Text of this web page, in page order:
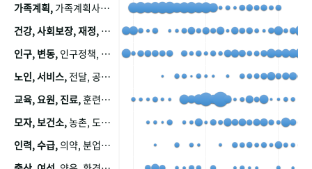
가족계획, 가족계획사업, 가족계획사업평가, 한국가족계획사업, 피임, 보급, 부인, 자궁, 피임약
건강, 사회보장, 재정,
인구, 변동, 인구정책, 저출산, 고령사회, 고령화, 이동, 남북한, 지방자치단체, 컨설팅, 복지정책평가, 집, 사회개발
노인, 서비스, 전달, 공공, 보육, 수요, 공급, 사회서비스, 데이터, 보호, 요양, 아동, 예방, 청소년, 효율, 자원
교육, 요원, 진료,훈련, 보건요원, 마을, 마을건강사업, 보조원, 진료원, 보건진료원, 보건진료원교재
모자, 보건소,농촌, 도시, 금연, 농촌지역, 모자보건사업
인력, 수급,의약, 분업, 식품, 의약품, 의사, 안전